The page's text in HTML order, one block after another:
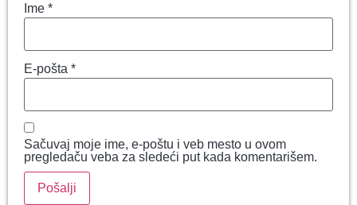
Ime *
E-pošta *
Sačuvaj moje ime, e-poštu i veb mesto u ovom
pregledaču veba za sledeći put kada komentarišem.